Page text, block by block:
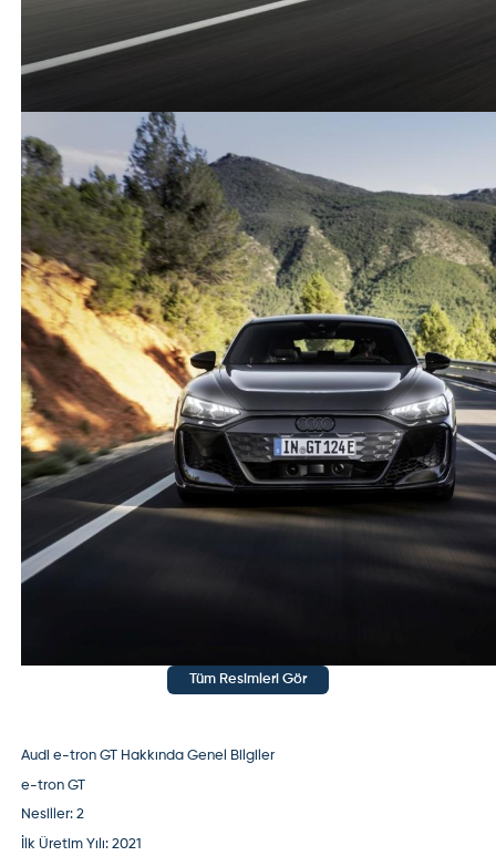
Tüm Resimleri Gör
Audi e-tron GT Hakkında Genel Bilgiler
e-tron GT
Nesiller:2
İlk Üretim Yılı: 2021